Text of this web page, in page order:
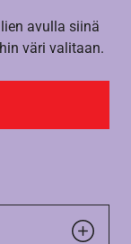
avulla siinä
väri valitaan.